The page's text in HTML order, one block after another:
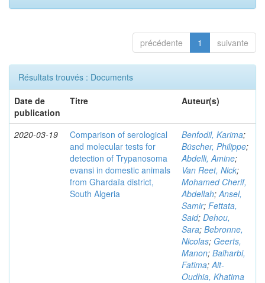
précédente 1 suivante
Résultats trouvés : Documents
Date de
publication
Titre Auteur(s)
2020-03-19
Comparison of serological
and molecular tests for
detection of Trypanosoma
evansi in domestic animals
from Ghardaïa district,
South Algeria
Benfodil, Karima;
Büscher, Philippe;
Abdelli, Amine;
Van Reet, Nick;
Mohamed Cherif,
Abdellah;Ansel,
Samir; Fettata,
Said; Dehou,
Sara; Bebronne,
Nicolas; Geerts,
Manon; Balharbi,
Fatima;Ait-
Oudhia, Khatima